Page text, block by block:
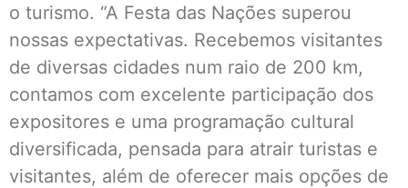
o turismo. “A Festa das Nações superou
nossas expectativas. Recebemos visitantes
de diversas cidades num raio de 200 km,
contamos com excelente participação dos
expositores e uma programação cultural
diversificada, pensada para atrair turistas e
visitantes, além de oferecer mais opções de